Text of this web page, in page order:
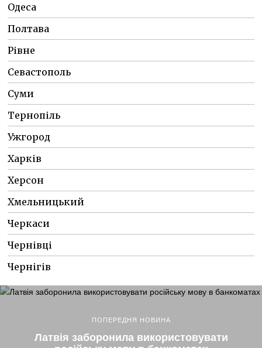
Одеса
Полтава
Рівне
Севастополь
Суми
Тернопіль
Ужгород
Харків
Херсон
Хмельницький
Черкаси
Чернівці
Чернігів
ПОПЕРЕДНЯ НОВИНА
Латвія заборонила використовувати